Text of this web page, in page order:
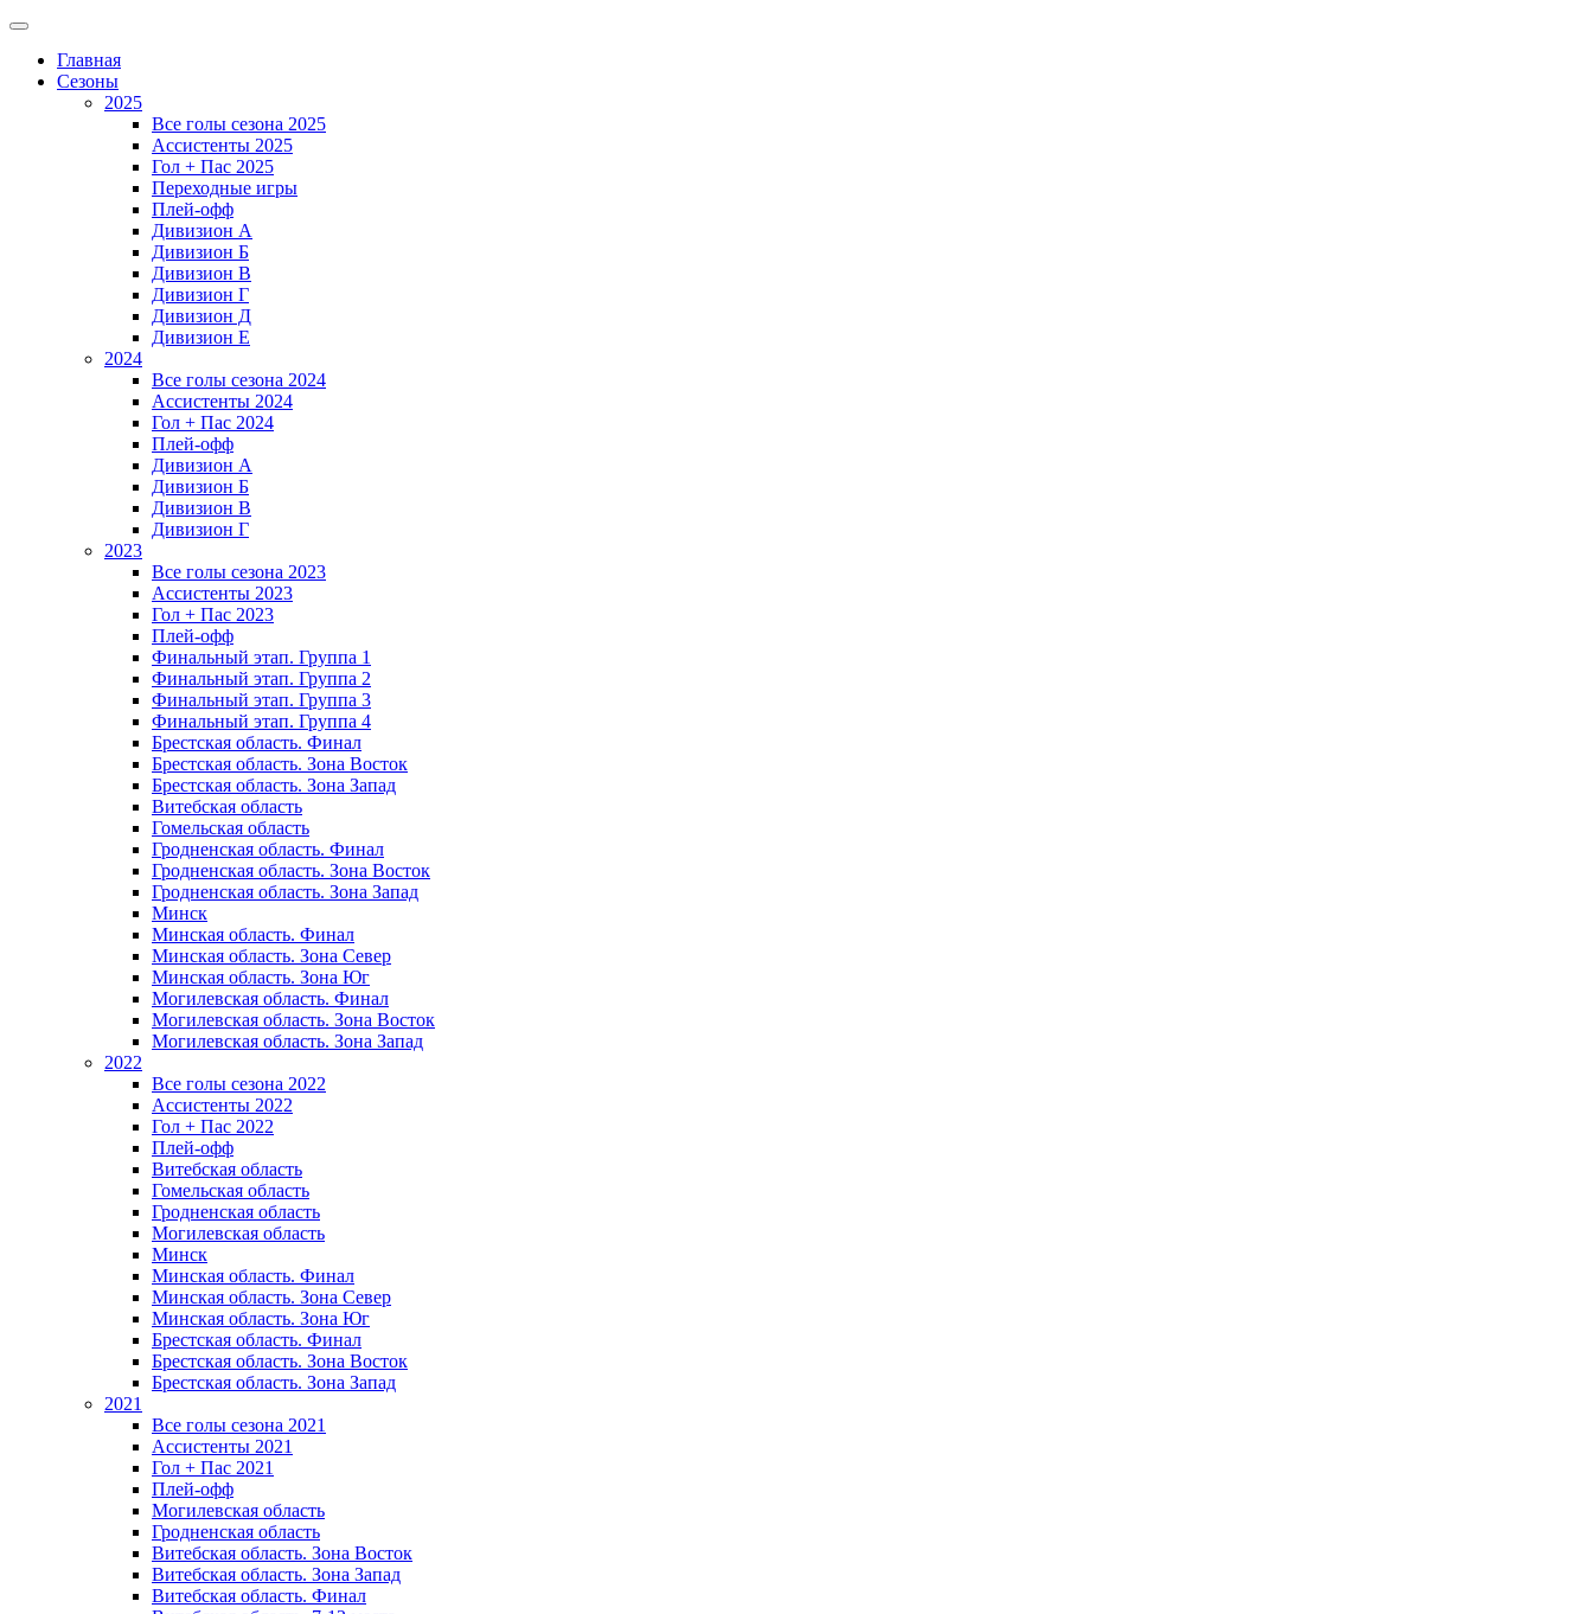
Главная
Сезоны
2025
Все голы сезона 2025
Ассистенты 2025
Гол + Пас 2025
Переходные игры
Плей-офф
Дивизион A
Дивизион Б
Дивизион В
Дивизион Г
Дивизион Д
Дивизион Е
2024
Все голы сезона 2024
Ассистенты 2024
Гол + Пас 2024
Плей-офф
Дивизион A
Дивизион Б
Дивизион В
Дивизион Г
2023
Все голы сезона 2023
Ассистенты 2023
Гол + Пас 2023
Плей-офф
Финальный этап. Группа 1
Финальный этап. Группа 2
Финальный этап. Группа 3
Финальный этап. Группа 4
Брестская область. Финал
Брестская область. Зона Восток
Брестская область. Зона Запад
Витебская область
Гомельская область
Гродненская область. Финал
Гродненская область. Зона Восток
Гродненская область. Зона Запад
Минск
Минская область. Финал
Минская область. Зона Север
Минская область. Зона Юг
Могилевская область. Финал
Могилевская область. Зона Восток
Могилевская область. Зона Запад
2022
Все голы сезона 2022
Ассистенты 2022
Гол + Пас 2022
Плей-офф
Витебская область
Гомельская область
Гродненская область
Могилевская область
Минск
Mинская область. Финал
Минская область. Зона Север
Минская область. Зона Юг
Брестская область. Финал
Брестская область. Зона Восток
Брестская область. Зона Запад
2021
Все голы сезона 2021
Ассистенты 2021
Гол + Пас 2021
Плей-офф
Могилевская область
Гродненская область
Витебская область. Зона Восток
Витебская область. Зона Запад
Витебская область. Финал